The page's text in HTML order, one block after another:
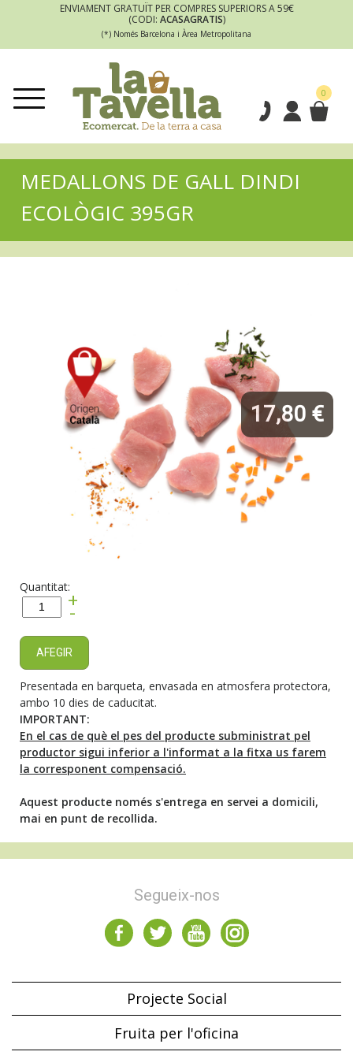
ENVIAMENT GRATUÏT PER COMPRES SUPERIORS A 59€
(CODI: ACASAGRATIS)
(*) Només Barcelona i Àrea Metropolitana
0
MEDALLONS DE GALL DINDI
ECOLÒGIC 395GR
17,80 €
Quantitat:
+
-
AFEGIR
Presentada en barqueta, envasada en atmosfera protectora,
ambo 10 dies de caducitat.
IMPORTANT:
En el cas de què el pes del producte subministrat pel
productor sigui inferior a l'informat a la fitxa us farem
la corresponent compensació.
Aquest producte només s'entrega en servei a domicili,
mai en punt de recollida.
Segueix-nos
Projecte Social
Fruita per l'oficina